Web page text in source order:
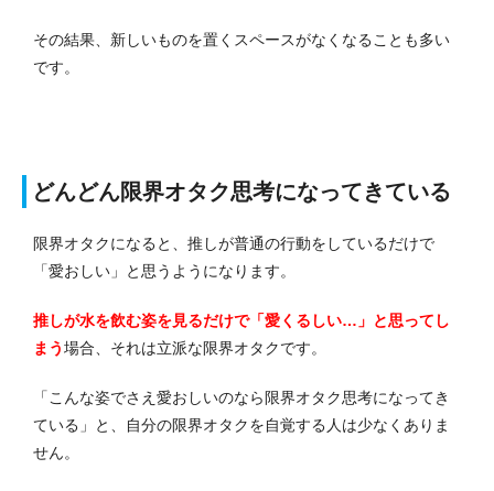
その結果、新しいものを置くスペースがなくなることも多い
です。
どんどん限界オタク思考になってきている
限界オタクになると、推しが普通の行動をしているだけで
「愛おしい」と思うようになります。
推しが水を飲む姿を見るだけで「愛くるしい…」と思ってし
まう場合、それは立派な限界オタクです。
「こんな姿でさえ愛おしいのなら限界オタク思考になってき
ている」と、自分の限界オタクを自覚する人は少なくありま
せん。